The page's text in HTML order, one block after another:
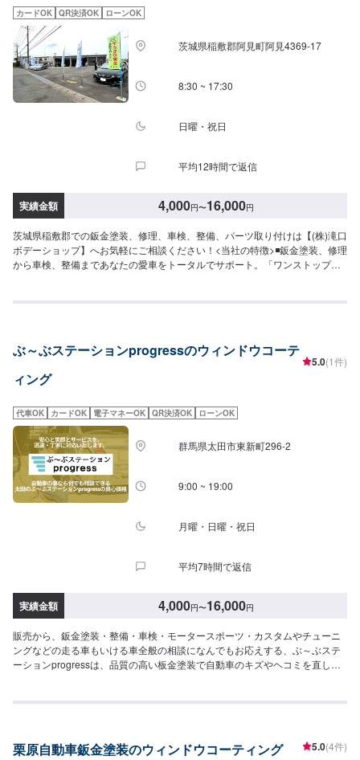
場合がございます。予めご了承ください。-----代車について-----代車をご用意
しています。お車の作業中は代車をご利用ください。※代車の燃料代はお客様
にご負担いただいております。-----ご来店時の注意、受付方法-----入庫の際は
お気をつけてお越しください。駐車スペースは事務所前の空いているスペー
スに駐車してください。受付はスタッフへ「メンテモで予約しました」とお
伝えください。ご案内いたします。【定休日・営業時間】定休日：年中無休
（大型連休のみ休み）営業時間：9:00~18:00
カードOK QR決済OK ローンOK
茨城県稲敷郡阿見町阿見4369-17
8:30 ~ 17:30
日曜・祝日
平均12時間で返信
実績金額 4,000円〜16,000円
茨城県稲敷郡での鈑金塗装、修理、車検、整備、パーツ取り付けは【(株)滝口
ボデーショップ】へお気軽にご相談ください！<当社の特徴>◾鈑金塗装、修理
から車検、整備まであなたの愛車をトータルでサポート。「ワンストップ」
んでもお問い合わせください。◾プロの熟練の技が納得の仕上がりをお約束。
質への絶対の自信。とにかく安心してお任せください。<ご希望と条件に応じ
たパーソナルメニューを提案！>「技術的なクオリティの提供はもちろん、お
客様目線での最善のメニューと車輌価値をできる限り下げない処理をいかに
のニーズや条件に確実に応えることにこだわります。【1】オファーにてお問
い合わせ【2】お見積り【3】お見積りにご納得いただければ作業開始【4】
仕上がり次第納車-----納期について-----納期は通常1日～2日程度で納車となり
ます。(要相談)納期は前後する場合がございます。予めご了承ください。-----
ご来店時の注意、受付方法-----入庫の際はお気をつけてお越しください。駐車
スペースは事務所前の空いているスペースに駐車してください。受付はスタ
ッフへ「メンテモで予約しました」とお伝えください。ご案内いたします。
ぶ～ぶステーションprogressのウィンドウコーテ
ィング
5.0(1件)
代車OK カードOK 電子マネーOK QR決済OK ローンOK
群馬県太田市東新町296-2
9:00 ~ 19:00
月曜・日曜・祝日
平均7時間で返信
実績金額 4,000円〜16,000円
販売から、鈑金塗装・整備・車検・モータースポーツ・カスタムやチューニ
ングなどの走る車もいける車全般の相談になんでもお応えする、ぶ～ぶステ
ーションprogressは、品質の高い板金塗装で自動車のキズやヘコミを直しま
ので、お気軽にお問い合わせください。ブレーキパッドの交換や車内のクリ
ドバイスを心掛けております。--------------------------------------------------【1】オ
栗原自動車鈑金塗装のウィンドウコーティング 5.0(4件)